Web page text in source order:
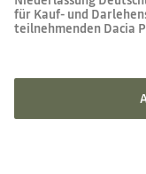
für Kauf- und
teilnehmenden Dacia